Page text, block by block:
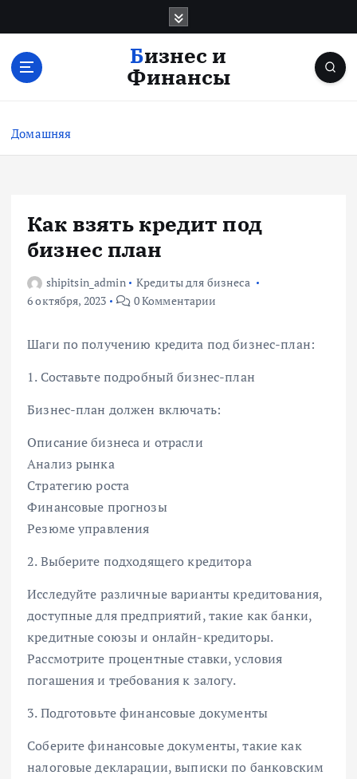
с
Бизнес и
Финансы
Домашняя
Как взять кредит под
бизнес план
shipitsin_admin
Кредиты для бизнеса
6 октября, 2023
0 Комментарии
Шаги по получению кредита под бизнес-план:
1. Составьте подробный бизнес-план
Бизнес-план должен включать:
Описание бизнеса и отрасли
Анализ рынка
Стратегию роста
Финансовые прогнозы
Резюме управления
2. Выберите подходящего кредитора
Исследуйте различные варианты кредитования,
доступные для предприятий, такие как банки,
кредитные союзы и онлайн-кредиторы.
Рассмотрите процентные ставки, условия
погашения и требования к залогу.
3. Подготовьте финансовые документы
Соберите финансовые документы, такие как
налоговые декларации, выписки по банковским